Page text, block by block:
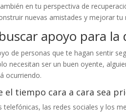
en tu perspectiva de
nuevas amistades y mejorar tu
apoyo para la
de personas que te hagan sentir
necesitan ser un buen oyente,
ocurriendo.
el tiempo cara a cara sea
telefónicas, las redes sociales y los